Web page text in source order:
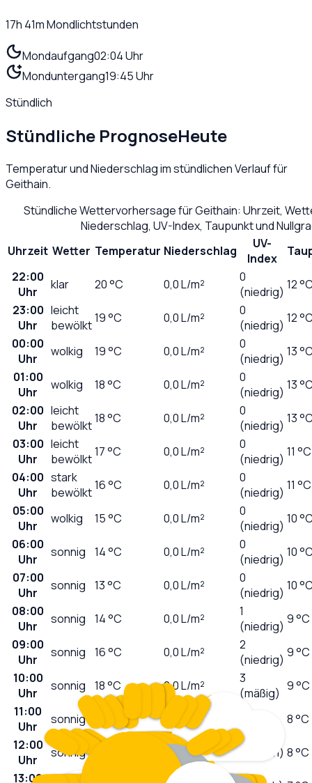
17h 41mMondlichtstunden
Mondaufgang02:04 Uhr
Monduntergang19:45 Uhr
Stündlich
Stündliche PrognoseHeute
Temperatur und Niederschlag im stündlichen Verlauf für
Geithain.
Stündliche Wettervorhersage fürGeithain: Uhrzeit,
Niederschlag, UV-Index, Taupunkt und
Uhrzeit Wetter Temperatur Niederschlag
UV-
Index
22:00
Uhr
klar 20°C 0,0L/m²
0
(niedrig) 12
23:00
Uhr
leicht
bewölkt19°C 0,0L/m²
0
(niedrig) 12
00:00
Uhr
wolkig 19°C 0,0L/m²
0
(niedrig) 13
01:00
Uhr
wolkig 18°C 0,0L/m²
0
(niedrig) 13
02:00
Uhr
leicht
bewölkt18°C 0,0L/m²
0
(niedrig) 13
03:00
Uhr
leicht
bewölkt17°C 0,0L/m²
0
(niedrig) 11 °C
04:00
Uhr
stark
bewölkt16°C 0,0L/m²
0
(niedrig) 11 °C
05:00
Uhr
wolkig 15°C 0,0L/m²
0
(niedrig) 10
06:00
Uhr
sonnig 14°C 0,0L/m²
0
(niedrig) 10
07:00
Uhr
sonnig 13°C 0,0L/m²
0
(niedrig) 10
08:00
Uhr
sonnig 14°C 0,0L/m²
1
(niedrig) 9 °C
09:00
Uhr
sonnig 16°C 0,0L/m²
2
(niedrig) 9 °C
10:00
Uhr
sonnig 18°C 0,0L/m²
3
(mäßig) 9 °C
11:00
Uhr
sonnig L/m²
(mäßig)
8 °C
12:00
Uhr
sonnig 0,0 L/m² 6 (hoch) 8 °C
13:00